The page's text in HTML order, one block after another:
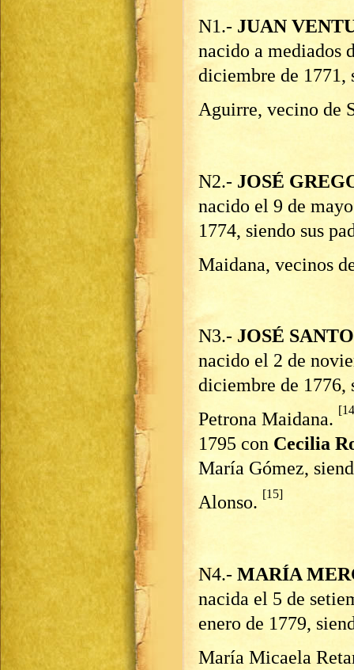
N1.- JUAN
nacido a mediados
diciembre de 1771,
Aguirre, vecino de
N2.- JOSÉ
nacido el 9 de
1774, siendo sus
Maidana, vecinos
N3.- JOSÉ
nacido el 2 de
diciembre de 1776,
Petrona Maidana.
1795 con Cecilia
María Gómez,
Alonso. [15]
N4.- MARÍA
nacida el 5 de
enero de 1779,
María Micaela